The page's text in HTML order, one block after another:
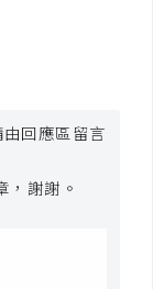
回應區留言
，謝謝。